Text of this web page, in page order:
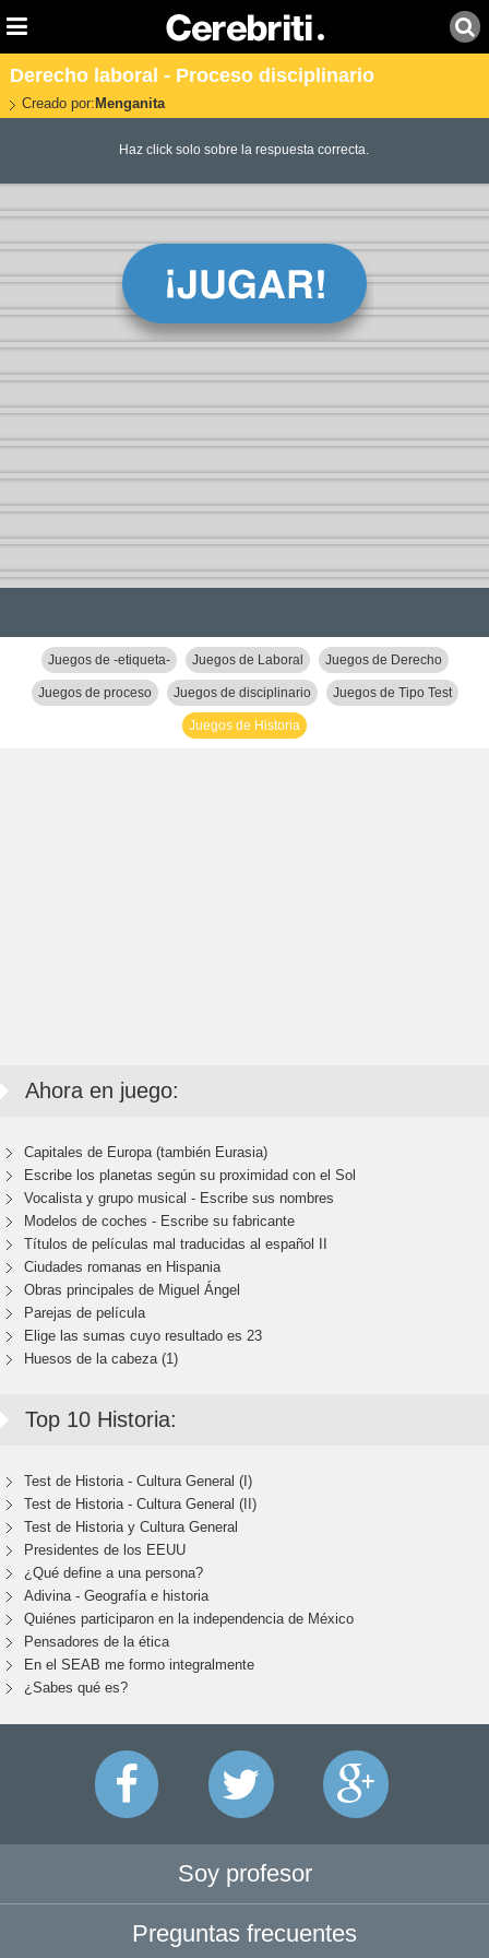
Derecho laboral - Proceso disciplinario
Creado por: Menganita
Haz click solo sobre la respuesta correcta.
Juegos de -etiqueta- Juegos de Laboral Juegos de Derecho
Juegos de proceso Juegos de disciplinario Juegos de Tipo Test
Juegos de Historia
Ahora en juego:
Capitales de Europa (también Eurasia)
Escribe los planetas según su proximidad con el Sol
Vocalista y grupo musical - Escribe sus nombres
Modelos de coches - Escribe su fabricante
Títulos de películas mal traducidas al español II
Ciudades romanas en Hispania
Obras principales de Miguel Ángel
Parejas de película
Elige las sumas cuyo resultado es 23
Huesos de la cabeza (1)
Top 10 Historia:
Test de Historia - Cultura General (I)
Test de Historia - Cultura General (II)
Test de Historia y Cultura General
Presidentes de los EEUU
¿Qué define a una persona?
Adivina - Geografía e historia
Quiénes participaron en la independencia de México
Pensadores de la ética
En el SEAB me formo integralmente
¿Sabes qué es?
Soy profesor
Preguntas frecuentes